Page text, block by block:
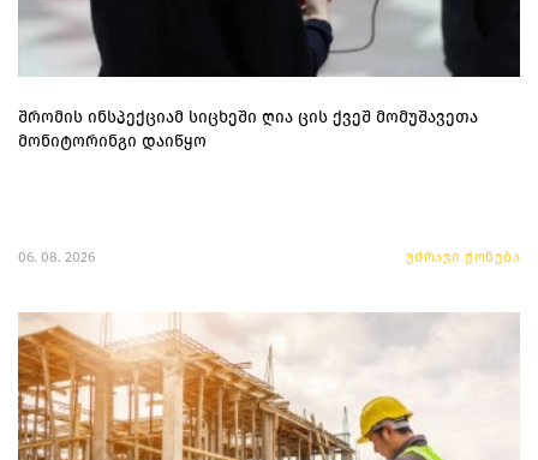
შრომის ინსპექციამ სიცხეში ღია ცის ქვეშ მომუშავეთა
მონიტორინგი დაიწყო
06. 08. 2026 უძრავი ქონება